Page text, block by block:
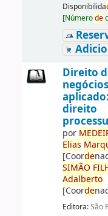
Disponibilida
[Númerode
Direito
negócios
direito
por MEDE
Elias
[Coorde
SIMÃO
Adalberto
[Coorde
Editora:São